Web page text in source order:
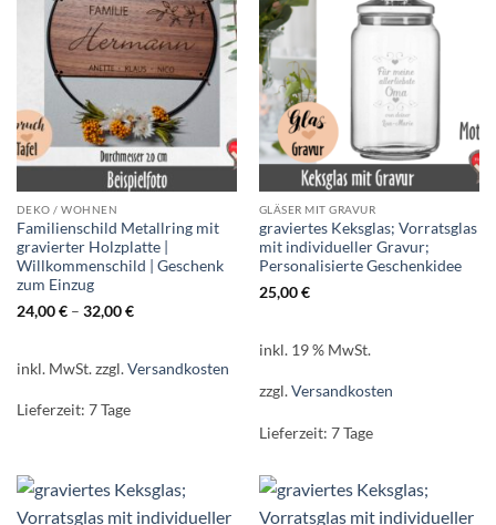
DEKO / WOHNEN
Familienschild Metallring mit
gravierter Holzplatte |
Willkommenschild | Geschenk
zum Einzug
24,00€– 32,00€
inkl. MwSt.zzgl.Versandkosten
Lieferzeit: 7 Tage
GLÄSER MIT GRAVUR
graviertes Keksglas; Vorratsglas
mit individueller Gravur;
Personalisierte Geschenkidee
25,00€
inkl. 19 % MwSt.
zzgl.Versandkosten
Lieferzeit: 7 Tage